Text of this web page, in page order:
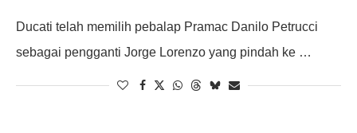
Ducati telah memilih pebalap Pramac Danilo Petrucci
sebagai pengganti Jorge Lorenzo yang pindah ke …